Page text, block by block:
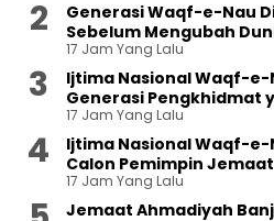
Generasi Waqf-e-Nau
Sebelum Mengubah
17 Jam Yang Lalu
Ijtima Nasional Waqf-e-
Generasi Pengkhidmat
17 Jam Yang Lalu
Ijtima Nasional Waqf-
Calon Pemimpin
17 Jam Yang Lalu
Jemaat Ahmadiyah